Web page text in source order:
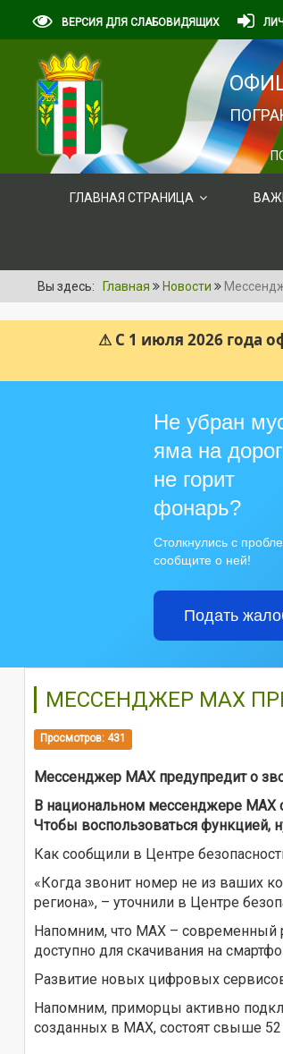
ВЕРСИЯ ДЛЯ СЛАБОВИДЯЩИХ
ГЛАВНАЯ СТРАНИЦА
Вы здесь: Главная Новости
⚠ С 1 июля 2026 года
Не убран
яма на
не горит
фонарь?
Столкнулись с
сообщите о ней!
Подать
МЕССЕНДЖЕР МАХ
Просмотров: 431
Мессенджер МАХ предупредит о
В национальном мессенджере МАХ
Чтобы воспользоваться функцией,
Как сообщили в Центре
«Когда звонит номер не из ваших
региона», – уточнили в Центре
Напомним, что MAX –
доступно для скачивания на
Развитие новых цифровых
Напомним, приморцы активно
созданных в МАХ, состоят свыше 52